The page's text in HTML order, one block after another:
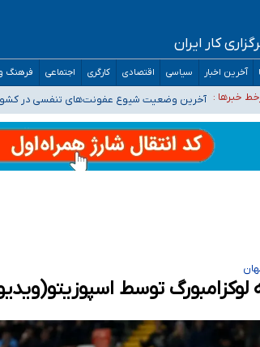
کار ایران
آخرین اخبار سیاسی اقتصادی کارگری اجتماعی فرهنگ
خبرها :
آزمون ورودی دکترای تخصصی فرماندهی صحنه عملیات
راویان حقیقت با دغدغه نان، مسکن و بیمه
آخرین وضعیت شیوع عفونت‌های تنفسی در کشور/
پرستاری بازداشت یا اخراج نشده است/ از رئیس جمهور
بخش عمده دانش‌آموزان مدارس ایرانی امارات در
لوکزامبورگ توسط